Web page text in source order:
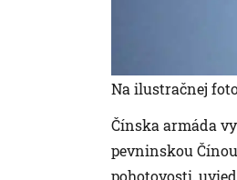
Na ilustračnej
Čínska armáda
pevninskou
pohotovosti,